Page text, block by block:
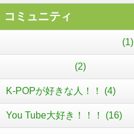
コミュニティ
(1)
(2)
K-POPが好きな人！！ (4)
You Tube大好き！！！ (16)